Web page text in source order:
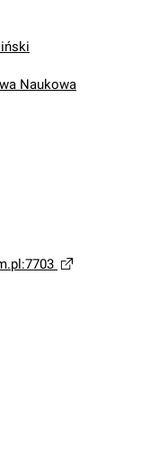
Naukowa